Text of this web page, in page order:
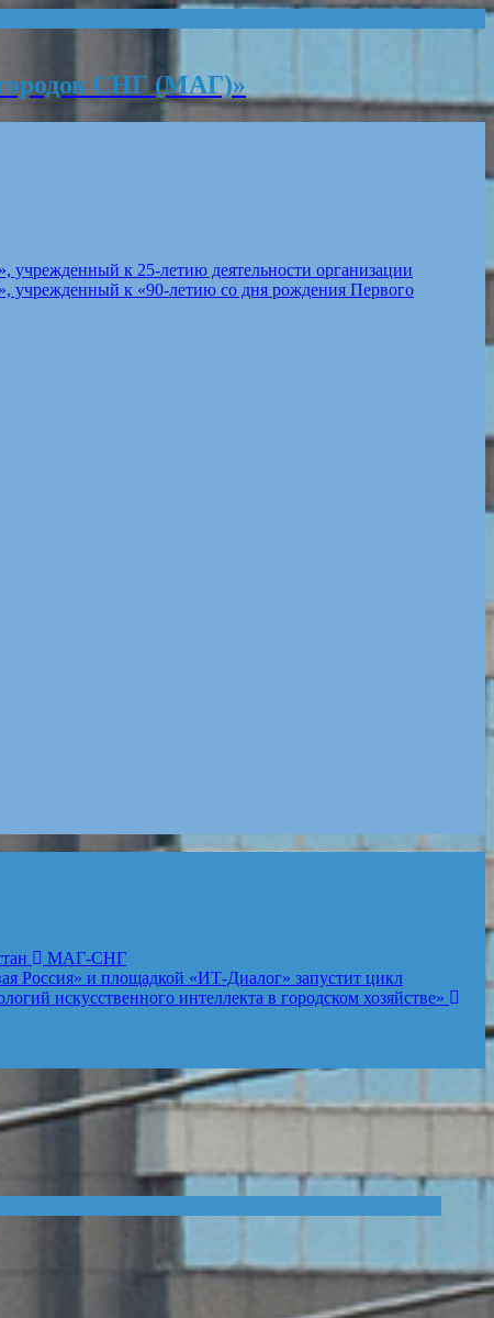
СНГ (МАГ)»
к 25-летию деятельности организации
учрежденный к «90-летию со дня рождения Первого
МАГ-СНГ
и площадкой «ИТ-Диалог» запустит цикл
искусственного интеллекта в городском хозяйстве»